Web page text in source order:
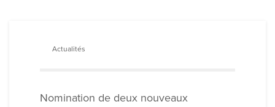
Actualités
Nomination de deux nouveaux